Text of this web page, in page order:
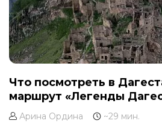
Что посмотреть в
маршрут «Легенды
Арина Ордина
~29 мин.